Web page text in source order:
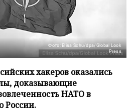
Фото: Elisa Schu/dpa/Global Look
Press
хакеров оказались
доказывающие
НАТО в
России.